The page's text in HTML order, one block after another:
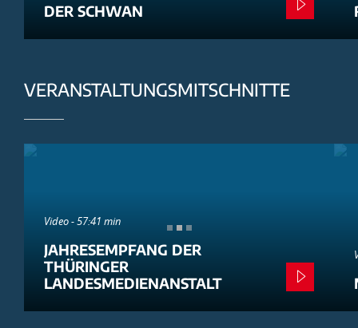
DER SCHWAN
VERANSTALTUNGSMITSCHNITTE
Video - 57:41 min
JAHRESEMPFANG DER
THÜRINGER
LANDESMEDIENANSTALT